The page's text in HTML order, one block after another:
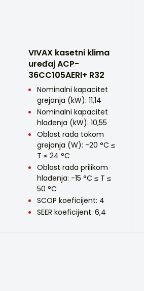
VIVAX kasetni klima
uređaj ACP-
36CC105AERI+ R32
Nominalni kapacitet
grejanja (kW): 11,14
Nominalni kapacitet
hlađenja (kW): 10,55
Oblast rada tokom
grejanja (W): -20 °C ≤
T ≤ 24 °C
Oblast rada prilikom
hlađenja: -15 °C ≤ T ≤
50 °C
SCOP koeficijent: 4
SEER koeficijent: 6,4